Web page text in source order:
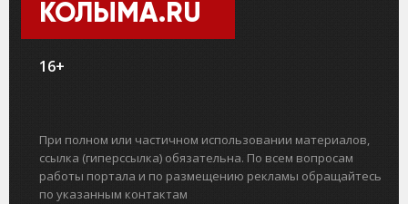
КОЛЫМА.RU
16+
При полном или частичном использовании материалов,
ссылка (гиперссылка) обязательна. По всем вопросам
работы портала и по размещению рекламы обращайтесь
по указанным контактам